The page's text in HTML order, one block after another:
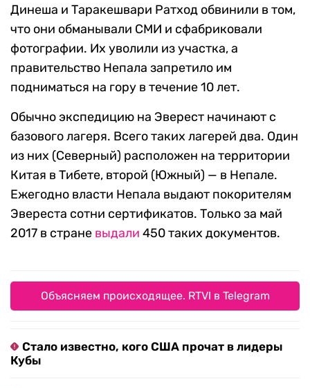
Динеша и Таракешвари Ратход обвинили в том,
что они обманывали СМИ и сфабриковали
фотографии. Их уволили из участка, а
правительство Непала запретило им
подниматься на гору в течение 10 лет.
Обычно экспедицию на Эверест начинают с
базового лагеря. Всего таких лагерей два. Один
из них (Северный) расположен на территории
Китая в Тибете, второй (Южный) — в Непале.
Ежегодно власти Непала выдают покорителям
Эвереста сотни сертификатов. Только за май
2017 в стране выдали 450 таких документов.
Объясняем происходящее. RTVI в Telegram
Стало известно, кого США прочат в лидеры
Кубы